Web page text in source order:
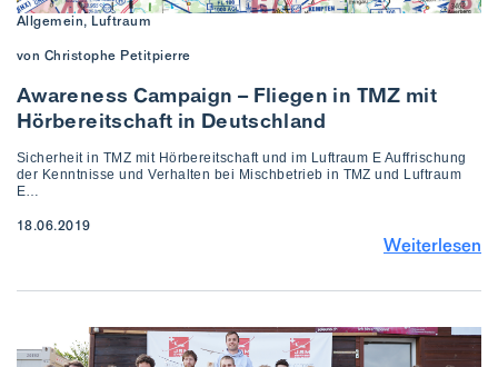
Allgemein, Luftraum
von Christophe Petitpierre
Awareness Campaign – Fliegen in TMZ mit
Hörbereitschaft in Deutschland
Sicherheit in TMZ mit Hörbereitschaft und im Luftraum E Auffrischung
der Kenntnisse und Verhalten bei Mischbetrieb in TMZ und Luftraum
E…
18.06.2019
Weiterlesen